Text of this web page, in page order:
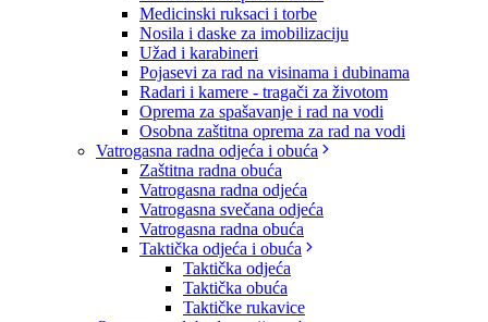
Medicinski ruksaci i torbe
Nosila i daske za imobilizaciju
Užad i karabineri
Pojasevi za rad na visinama i dubinama
Radari i kamere - tragači za životom
Oprema za spašavanje i rad na vodi
Osobna zaštitna oprema za rad na vodi
Vatrogasna radna odjeća i obuća
Zaštitna radna obuća
Vatrogasna radna odjeća
Vatrogasna svečana odjeća
Vatrogasna radna obuća
Taktička odjeća i obuća
Taktička odjeća
Taktička obuća
Taktičke rukavice